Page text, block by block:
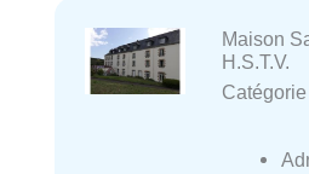
Maison
H.S.T.V.
Catégorie